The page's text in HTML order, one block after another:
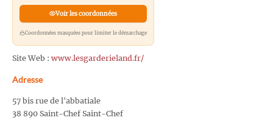
Voir les coordonnées
Coordonnées masquées pour limiter le démarchage
Site Web : www.lesgarderieland.fr/
Adresse
57 bis rue de l'abbatiale
38 890 Saint-Chef Saint-Chef